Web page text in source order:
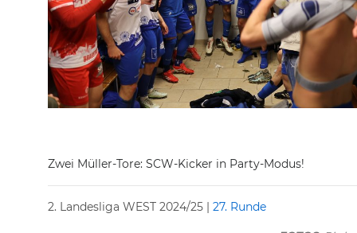
Zwei Müller-Tore: SCW-Kicker in Party-Modus!
2. Landesliga WEST 2024/25 | 27. Runde